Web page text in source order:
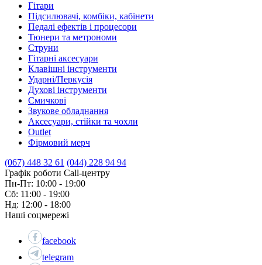
Гітари
Підсилювачі, комбіки, кабінети
Педалі ефектів і процесори
Тюнери та метрономи
Струни
Гітарні аксесуари
Клавішні інструменти
Ударні/Перкусія
Духові інструменти
Смичкові
Звукове обладнання
Аксесуари, стійки та чохли
Outlet
Фірмовий мерч
(067) 448 32 61 (044) 228 94 94
Графік роботи Call-центру
Пн-Пт: 10:00 - 19:00
Сб: 11:00 - 19:00
Нд: 12:00 - 18:00
Наші соцмережі
facebook
telegram